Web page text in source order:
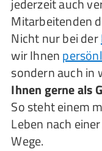
jederzeit auch
Mitarbeitenden
Nicht nur bei der
wir Ihnen
sondern auch in
Ihnen gerne als
So steht einem
Leben nach
Wege.